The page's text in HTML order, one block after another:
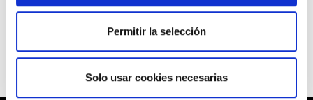
Permitir la selección
Solo usar cookies necesarias
esta ocurriendo en Tudela.